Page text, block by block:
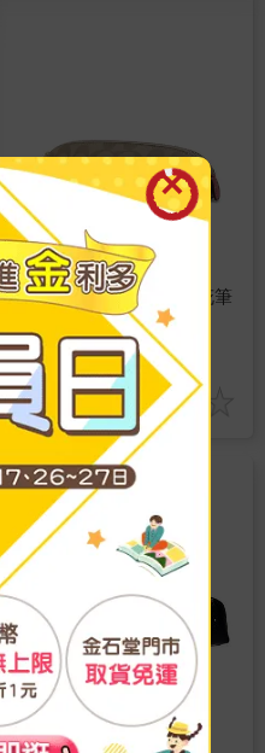
COACH C－LOGO印花筆
帶/化妝包－愛心
74 特價 2880 元
加入購物車